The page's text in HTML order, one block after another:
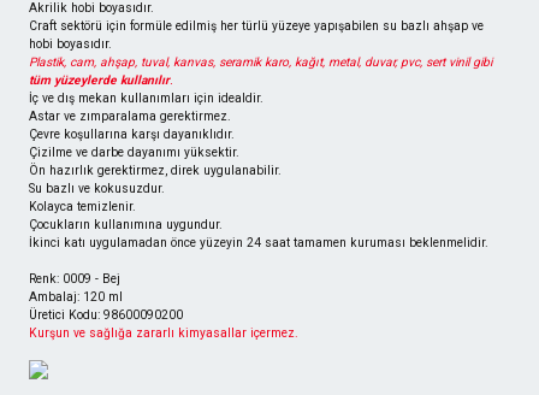
Akrilik hobi boyasıdır.
Craft sektörü için formüle edilmiş her türlü yüzeye yapışabilen su bazlı ahşap ve
hobi boyasıdır.
Plastik, cam, ahşap, tuval, kanvas, seramik karo, kağıt, metal, duvar, pvc, sert vinil gibi
tüm yüzeylerde kullanılır.
İç ve dış mekan kullanımları için idealdir.
Astar ve zımparalama gerektirmez.
Çevre koşullarına karşı dayanıklıdır.
Çizilme ve darbe dayanımı yüksektir.
Ön hazırlık gerektirmez, direk uygulanabilir.
Su bazlı ve kokusuzdur.
Kolayca temizlenir.
Çocukların kullanımına uygundur.
İkinci katı uygulamadan önce yüzeyin 24 saat tamamen kuruması beklenmelidir.
Renk: 0009 - Bej
Ambalaj: 120 ml
Üretici Kodu: 98600090200
Kurşun ve sağlığa zararlı kimyasallar içermez.